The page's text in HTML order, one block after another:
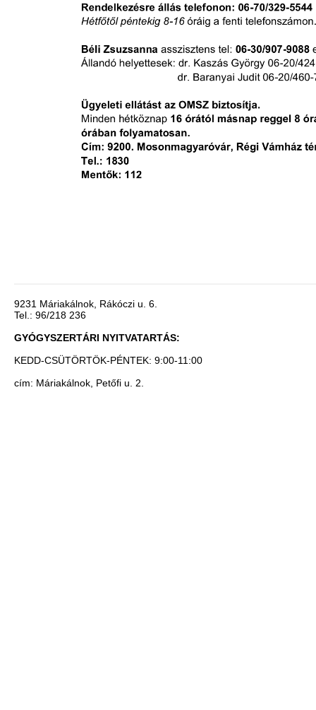
9231 Máriakálnok, Rákóczi u. 6.
Tel.: 96/218 236
GYÓGYSZERTÁRI NYITVATARTÁS:
KEDD-CSÜTÖRTÖK-PÉNTEK: 9:00-11:00
cím: Máriakálnok, Petőfi u. 2.